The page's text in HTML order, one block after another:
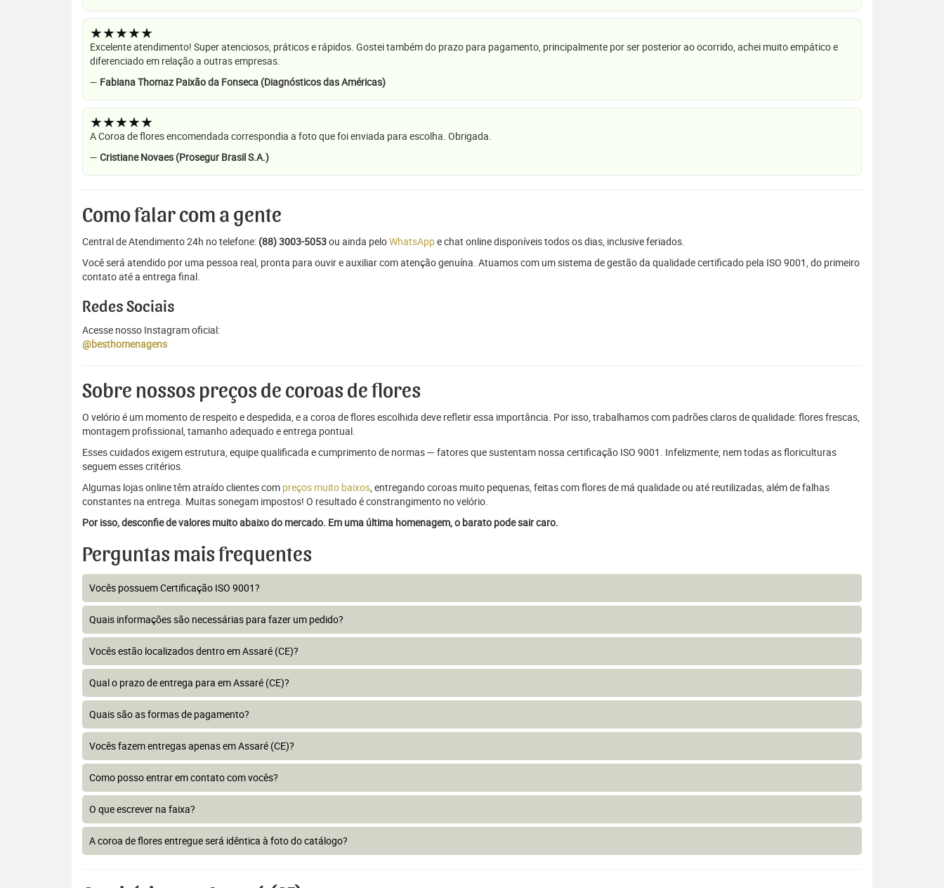
★★★★★
Excelente atendimento! Super atenciosos, práticos e rápidos. Gostei também do prazo para pagamento, principalmente por ser posterior ao ocorrido, achei muito empático e
diferenciado em relação a outras empresas.
— Fabiana Thomaz Paixão da Fonseca (Diagnósticos das Américas)
★★★★★
A Coroa de flores encomendada correspondia a foto que foi enviada para escolha. Obrigada.
— Cristiane Novaes (Prosegur Brasil S.A.)
Como falar com a gente
Central de Atendimento 24h no telefone: (88) 3003-5053ou ainda peloWhatsAppe chat online disponíveis todos os dias, inclusive feriados.
Você será atendido por uma pessoa real, pronta para ouvir e auxiliar com atenção genuína. Atuamos com um sistema de gestão da qualidade certificado pela ISO 9001, do primeiro
contato até a entrega final.
Redes Sociais
Acesse nosso Instagram oficial:
@besthomenagens
Sobre nossos preços de coroas de flores
O velório é um momento de respeito e despedida, e a coroa de flores escolhida deve refletir essa importância. Por isso, trabalhamos com padrões claros de qualidade: flores frescas,
montagem profissional, tamanho adequado e entrega pontual.
Esses cuidados exigem estrutura, equipe qualificada e cumprimento de normas — fatores que sustentam nossa certificação ISO 9001. Infelizmente, nem todas as floriculturas
seguem esses critérios.
Algumas lojas online têm atraído clientes com preços muito baixos, entregando coroas muito pequenas, feitas com flores de má qualidade ou até reutilizadas, além de falhas
constantes na entrega. Muitas sonegam impostos! O resultado é constrangimento no velório.
Por isso, desconfie de valores muito abaixo do mercado. Em uma última homenagem, o barato pode sair caro.
Perguntas mais frequentes
Vocês possuem Certificação ISO 9001?
Quais informações são necessárias para fazer um pedido?
Vocês estão localizados dentro em Assaré (CE)?
Qual o prazo de entrega para em Assaré (CE)?
Quais são as formas de pagamento?
Vocês fazem entregas apenas em Assaré (CE)?
Como posso entrar em contato com vocês?
O que escrever na faixa?
A coroa de flores entregue será idêntica à foto do catálogo?